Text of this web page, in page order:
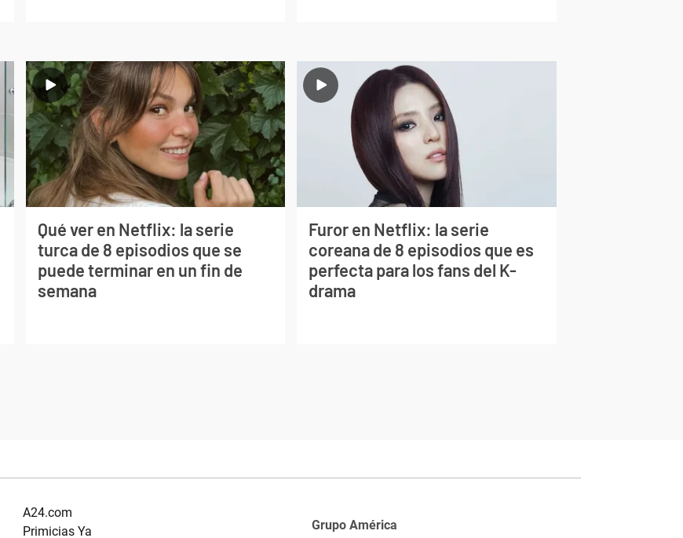
Qué ver en Netflix: la serie
turca de 8 episodios que se
puede terminar en un fin de
semana
Furor en Netflix: la serie
coreana de 8 episodios que es
perfecta para los fans del K-
drama
A24.com
Primicias Ya
Grupo América